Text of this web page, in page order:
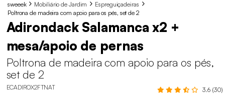
sweeek Mobiliário de Jardim
Espreguiçadeiras
Poltrona de madeira com apoio para os pés, set de 2
Adirondack Salamanca x2 +
mesa/apoio de pernas
Poltrona de madeira com apoio para os pés,
set de 2
ECADIROX2FTNAT 3.6 (30)